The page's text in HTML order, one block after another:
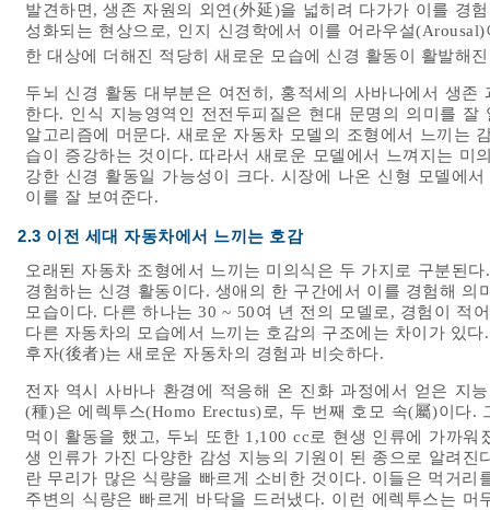
발견하면, 생존 자원의 외연(外延)을 넓히려 다가가 이를 경
성화되는 현상으로, 인지 신경학에서 이를 어라우설
한 대상에 더해진 적당히 새로운 모습에 신경 활동이 활발해
두뇌 신경 활동 대부분은 여전히, 홍적세의 사바나에서 생
한다. 인식 지능영역인 전전두피질은 현대 문명의 의미를
알고리즘에 머문다. 새로운 자동차 모델의 조형에서 느끼는
습이 증강하는 것이다. 따라서 새로운 모델에서 느껴지는 미
강한 신경 활동일 가능성이 크다. 시장에 나온 신형 모델에
이를 잘 보여준다.
2.3 이전 세대 자동차에서 느끼는 호감
오래된 자동차 조형에서 느끼는 미의식은 두 가지로 구분된
경험하는 신경 활동이다. 생애의 한 구간에서 이를 경험해
모습이다. 다른 하나는 30 ~ 50여 년 전의 모델로, 경험이 적
다른 자동차의 모습에서 느끼는 호감의 구조에는 차이가 있
후자(後者)는 새로운 자동차의 경험과 비슷하다.
전자 역시 사바나 환경에 적응해 온 진화 과정에서 얻은 지
(種)은 에렉투스(Homo Erectus)로, 두 번째 호모 속(屬)이다.
먹이 활동을 했고, 두뇌 또한 1,100 cc로 현생 인류에 가까워
생 인류가 가진 다양한 감성 지능의 기원이 된 종으로 알려
란 무리가 많은 식량을 빠르게 소비한 것이다. 이들은 먹거
주변의 식량은 빠르게 바닥을 드러냈다. 이런 에렉투스는